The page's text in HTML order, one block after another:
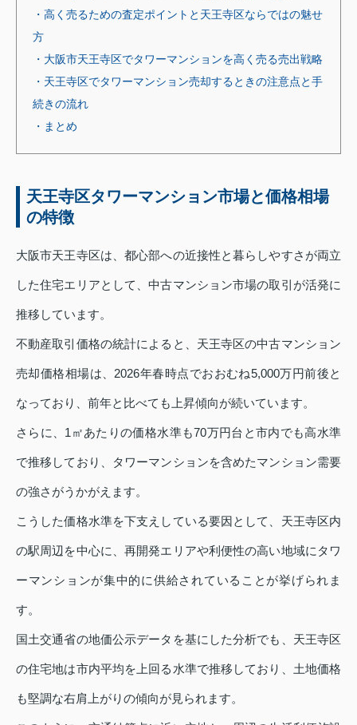
・高く売るための査定ポイントと天王寺区ならではの魅せ
方
・大阪市天王寺区でタワーマンションを高く売る売出戦略
・天王寺区でタワーマンション売却するときの注意点と手
続きの流れ
・まとめ
天王寺区タワーマンション市場と価格相場
の特徴
大阪市天王寺区は、都心部への近接性と暮らしやすさが両立
した住宅エリアとして、中古マンション市場の取引が活発に
推移しています。
不動産取引価格の統計によると、天王寺区の中古マンション
売却価格相場は、2026年春時点でおおむね5,000万円前後と
なっており、前年と比べても上昇傾向が続いています。
さらに、1㎡あたりの価格水準も70万円台と市内でも高水準
で推移しており、タワーマンションを含めたマンション需要
の強さがうかがえます。
こうした価格水準を下支えしている要因として、天王寺区内
の駅周辺を中心に、再開発エリアや利便性の高い地域にタワ
ーマンションが集中的に供給されていることが挙げられま
す。
国土交通省の地価公示データを基にした分析でも、天王寺区
の住宅地は市内平均を上回る水準で推移しており、土地価格
も堅調な右肩上がりの傾向が見られます。